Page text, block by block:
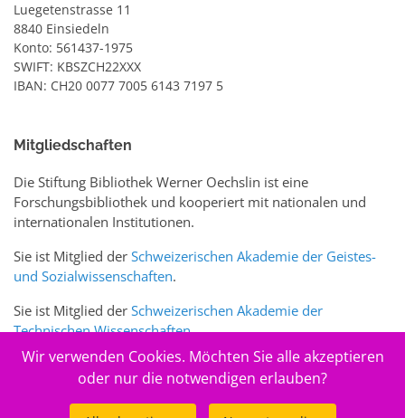
Luegetenstrasse 11
8840 Einsiedeln
Konto: 561437-1975
SWIFT: KBSZCH22XXX
IBAN: CH20 0077 7005 6143 7197 5
Mitgliedschaften
Die Stiftung Bibliothek Werner Oechslin ist eine
Forschungsbibliothek und kooperiert mit nationalen und
internationalen Institutionen.
Sie ist Mitglied der Schweizerischen Akademie der Geistes-
und Sozialwissenschaften.
Sie ist Mitglied der Schweizerischen Akademie der
Technischen Wissenschaften.
Sie ist zudem Mitglied des Schweizer Portalswww.sciences-
Wir verwenden Cookies. Möchten Sie alle akzeptieren
oder nur die notwendigen erlauben?